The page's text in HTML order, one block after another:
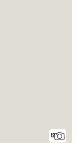
12